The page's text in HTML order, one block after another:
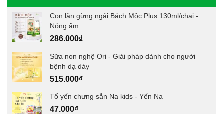
Con lăn gừng ngải Bách Mộc Plus 130ml/chai -
Nóng ấm
286.000₫
Sữa non nghệ Ori - Giải pháp dành cho người
bệnh dạ dày
515.000₫
Tổ yến chưng sẵn Na kids - Yến Na
47.000₫